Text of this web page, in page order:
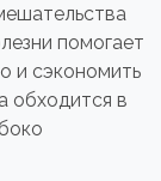
помогает
и сэкономить
обходится в